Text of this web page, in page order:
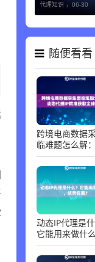
代理知识 ， 06-30
随便看看
跨境电商数据
临难题怎么解
代理IP精准获
竞品
动态IP代理是什
它能用来做什
势在哪？